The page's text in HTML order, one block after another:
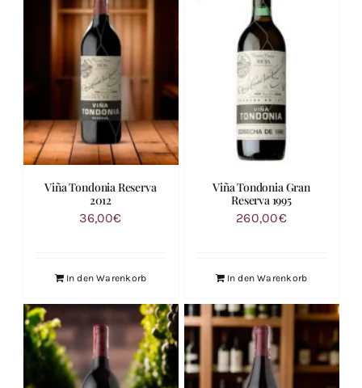
Viña Tondonia Reserva
2012
36,00€
In den Warenkorb
Viña Tondonia Gran
Reserva 1995
260,00€
In den Warenkorb